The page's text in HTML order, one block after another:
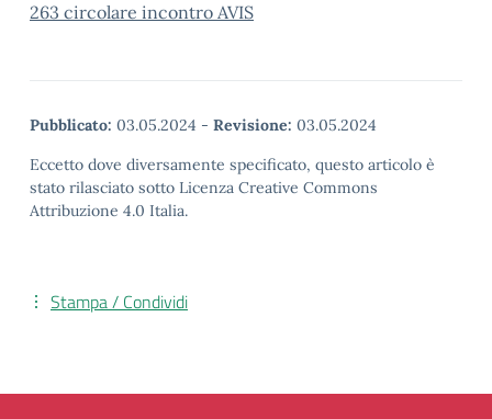
263 circolare incontro AVIS
Pubblicato: 03.05.2024 - Revisione: 03.05.2024
Eccetto dove diversamente specificato, questo articolo è
stato rilasciato sotto Licenza Creative Commons
Attribuzione 4.0 Italia.
Stampa / Condividi